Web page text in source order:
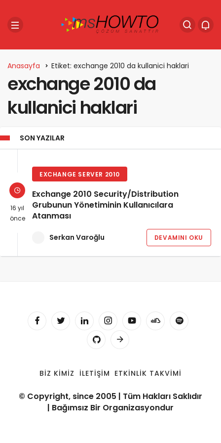
Anasayfa Etiket: exchange 2010 da kullanici haklari
exchange 2010 da
kullanici haklari
SON YAZILAR
16 yıl
önce
EXCHANGE SERVER 2010
Exchange 2010 Security/Distribution
Grubunun Yönetiminin Kullanıcılara
Atanması
Serkan Varoğlu DEVAMINI OKU
BIZ KIMIZ İLETIŞIM ETKINLIK TAKVIMI
© Copyright, since 2005 | Tüm Hakları Saklıdır
| Bağımsız Bir Organizasyondur